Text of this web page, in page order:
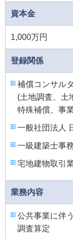
資本金
1,000万円
登録関係
補償コンサル
(土地調査、土
特殊補償、事
一般社団法人
一級建築士事
宅地建物取引
業務内容
公共事業に伴
調査算定